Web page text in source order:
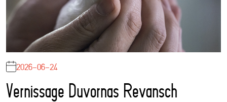
2026-06-24
Vernissage Duvornas Revansch